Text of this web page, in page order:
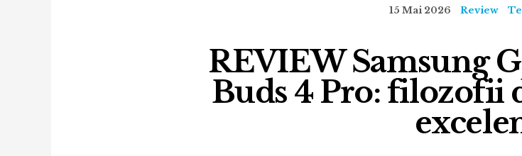
15 Mai 2026
Review
REVIEW Samsung
Buds 4 Pro: filozofii